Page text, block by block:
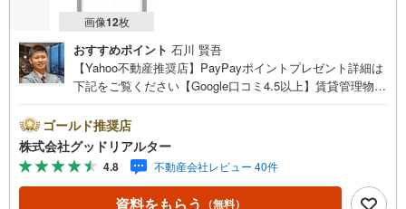
画像12枚
おすすめポイント 石川 賢吾
【Yahoo不動産推奨店】PayPayポイントプレゼント詳細は
下記をご覧ください【Google口コミ4.5以上】賃貸管理物件
介です。投資用マンションを購入する際、最大のリスクは
空室リスクです。利回りがいくら高かろうとも、空室が続
いてしまえば、絵に描いた餅になってしまいます。弊社で
ご紹介するマンションは、人気エリアのお薦め物件はもち
ろんのこと、エリアのニーズに合った人気のお部屋等、賃
ゴールド推奨店
株式会社グッドリアルター
4.8 不動産会社レビュー 40件
資料をもらう （無料）